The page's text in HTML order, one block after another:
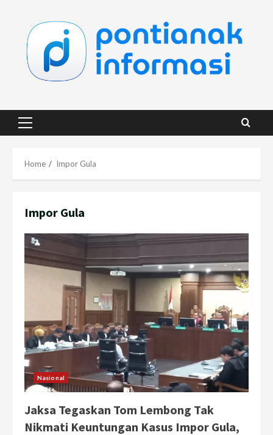
content
Primary
Home Impor Gula
Impor Gula
Nasional
Jaksa Tegaskan Tom Lembong Tak
Nikmati Keuntungan Kasus Impor Gula,